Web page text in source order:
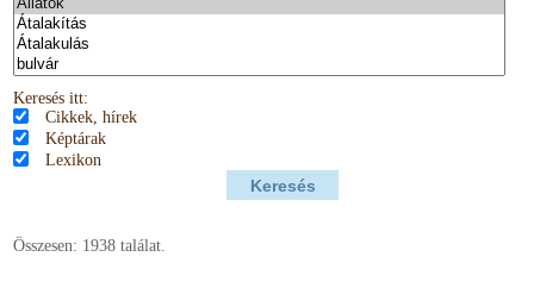
Keresés itt:
Cikkek, hírek
Képtárak
Lexikon
Összesen: 1938 találat.